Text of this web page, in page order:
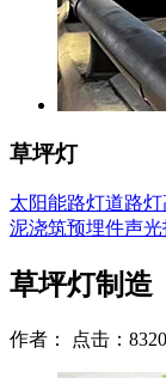
草坪灯
太阳能路灯道路灯
泥浇筑预埋件声光
草坪灯制造
作者： 点击：